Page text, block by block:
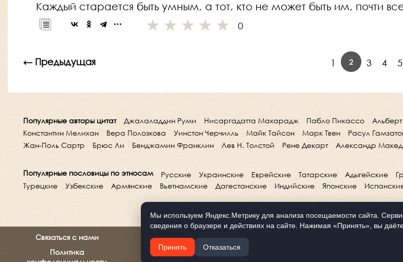
Каждый старается быть умным, а тот, кто не может быть им, почти
0
← Предыдущая 1 2 3 4 5
Популярные авторы цитат Джалаладдин Руми Нисаргадатта Махарадж Пабло Пикассо
Константин Мелихан
Вера Полозкова Уинстон Черчилль Майк Тайсон Марк Твен Расул
Жан-Поль Сартр
Брюс Ли Бенджамин Франклин Лев Н. Толстой Рене Декарт Александр
Популярные пословицы по этносам Русские Украинские Еврейские Татарские Адыгейские
Турецкие
Узбекские Армянские Вьетнамские Дагестанские Индийские Японские
Связаться с нами
Политика
Мы используем Яндекс.Метрику для анализа посещаемости сайта.
сведения о браузере и действиях на сайте. Нажимая «Принять», вы
Принять Отказаться